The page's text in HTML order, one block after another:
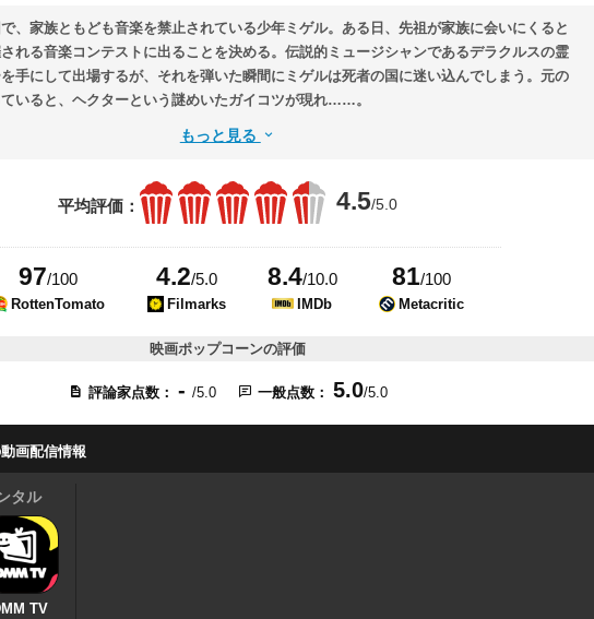
、家族ともども音楽を禁止されている少年ミゲル。ある日、先祖が家族に会いにくると
れる音楽コンテストに出ることを決める。伝説的ミュージシャンであるデラクルスの霊
手にして出場するが、それを弾いた瞬間にミゲルは死者の国に迷い込んでしまう。元の
いると、ヘクターという謎めいたガイコツが現れ……。
もっと見る
平均評価： 4.5/5.0
97/100
RottenTomato
4.2/5.0
Filmarks
8.4/10.0
IMDb
81/100
Metacritic
映画ポップコーンの評価
評論家点数： - /5.0 一般点数： 5.0/5.0
画配信情報
タル
TV